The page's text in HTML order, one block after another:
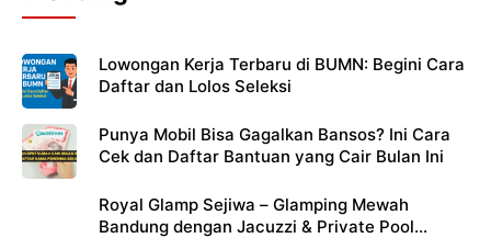
Lowongan Kerja Terbaru di BUMN: Begini Cara
Daftar dan Lolos Seleksi
Punya Mobil Bisa Gagalkan Bansos? Ini Cara
Cek dan Daftar Bantuan yang Cair Bulan Ini
Royal Glamp Sejiwa – Glamping Mewah
Bandung dengan Jacuzzi & Private Pool